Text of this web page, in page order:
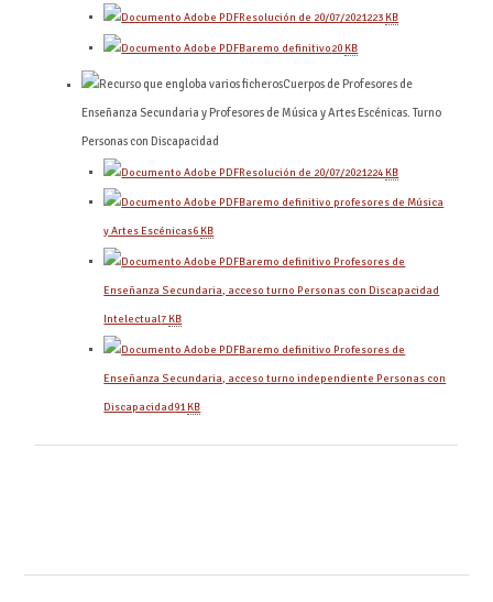
Resolución de 20/07/2021223 KB
Baremo definitivo20 KB
Cuerpos de Profesores de
Enseñanza Secundaria y Profesores de Música y Artes Escénicas. Turno
Personas con Discapacidad
Resolución de 20/07/2021224 KB
Baremo definitivo profesores de Música
y Artes Escénicas6 KB
Baremo definitivo Profesores de
Enseñanza Secundaria, acceso turno Personas con Discapacidad
Intelectual7 KB
Baremo definitivo Profesores de
Enseñanza Secundaria, acceso turno independiente Personas con
Discapacidad91KB